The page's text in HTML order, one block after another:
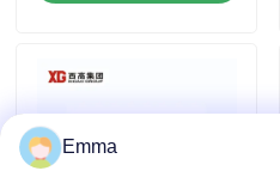
SF6 de Schakelaar van de
Het Mechanisme van de
Emma